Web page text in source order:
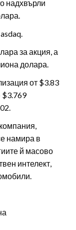
надхвърли
за акция, а
долара.
от $3.83
$3.769
намира в
й масово
интелект,